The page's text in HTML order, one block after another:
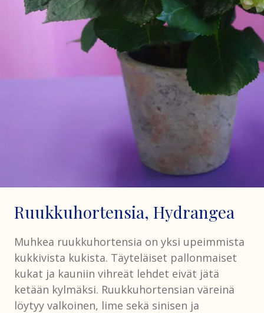
Ruukkuhortensia, Hydrangea
Muhkea ruukkuhortensia on yksi upeimmista
kukkivista kukista. Täyteläiset pallonmaiset
kukat ja kauniin vihreät lehdet eivät jätä
ketään kylmäksi. Ruukkuhortensian väreinä
löytyy valkoinen, lime sekä sinisen ja